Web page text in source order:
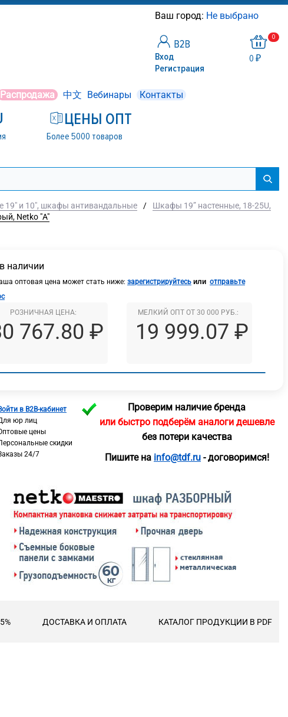
Ваш город: Не выбрано
Вход
Регистрация
0
0 ₽
Распродажа 中文 Вебинары Контакты
ЦЕНЫ ОПТ
Более 5000 товаров
19" и 10", шкафы антивандальные /
Шкафы 19” настенные, 18-25U,
Netko "А"
наличии
оптовая цена может стать ниже: зарегистрируйтесь или отправьте
РОЗНИЧНАЯ ЦЕНА:
767.80 ₽
МЕЛКИЙ ОПТ ОТ 30 000 РУБ.:
19 999.07 ₽
в B2B-кабинет
юр лиц
цены
скидки
24/7
Проверим наличие бренда
или быстро подберём аналоги дешевле
без потери качества
Пишите на info@tdf.ru- договоримся!
ДОСТАВКА И ОПЛАТА КАТАЛОГ ПРОДУКЦИИ В PDF